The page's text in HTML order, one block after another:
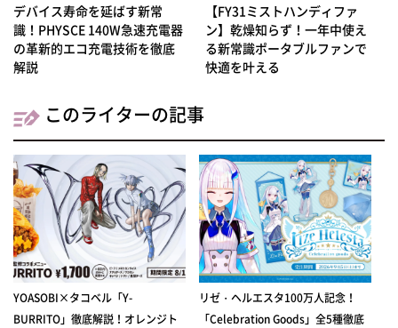
デバイス寿命を延ばす新常
識！PHYSCE 140W急速充電器
の革新的エコ充電技術を徹底
解説
【FY31ミストハンディファ
ン】乾燥知らず！一年中使え
る新常識ポータブルファンで
快適を叶える
このライターの記事
YOASOBI×タコベル「Y-
BURRITO」徹底解説！オレンジト
リゼ・ヘルエスタ100万人記念！
「Celebration Goods」全5種徹底